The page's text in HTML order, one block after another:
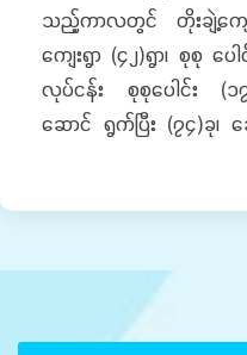
သည့်ကာလတွင် တိုးချဲ့ကျ
ကျေးရွာ (၄၂)ရွာ၊ စုစု ပေ
လုပ်ငန်း စုစုပေါင်း (၁
ဆောင် ရွက်ပြီး (၇၄)ခု၊